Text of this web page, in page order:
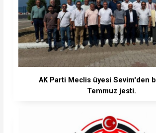
AK Parti Meclis üyesi Sevim'den
Temmuz jesti.